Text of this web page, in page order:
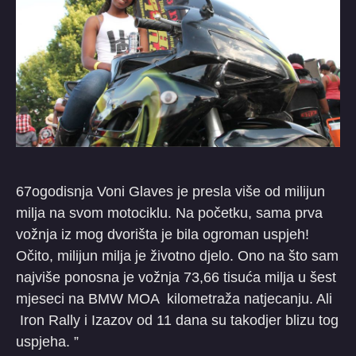
67ogodisnja Voni Glaves je presla više od milijun
milja na svom motociklu. Na početku, sama prva
vožnja iz mog dvorišta je bila ogroman uspjeh!
Očito, milijun milja je životno djelo. Ono na što sam
najviše ponosna je vožnja 73,66 tisuća milja u šest
mjeseci na BMW MOA kilometraža natjecanju. Ali
Iron Rally i Izazov od 11 dana su takodjer blizu tog
uspjeha. ”